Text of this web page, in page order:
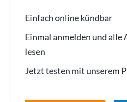
Einfach online kündbar
Einmal anmelden und alle
lesen
Jetzt testen mit unserem